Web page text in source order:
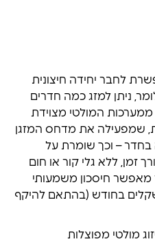
לחבר יחידה חיצונית
ניתן למזג כמה חדרים
המולטי מצוידת
שמפעילה את מדחס המזגן
– וכך שומרת על
זמן, ללא גלי קור או חום
מאפשר חיסכון משמעותי
בחודש (בהתאם להיקף
מולטי מפוצלות